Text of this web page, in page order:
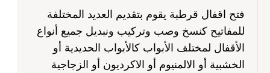
فتح اقفال قرطبة يقوم بتقديم العديد المختلفة
للمفاتيح كنسخ وصب وتركيب ونبديل جميع أنواع
الأقفال لمختلف الأبواب كالأبواب الحديدية أو
الخشبية أو الالمنيوم أو الاكرديون أو الزجاجية